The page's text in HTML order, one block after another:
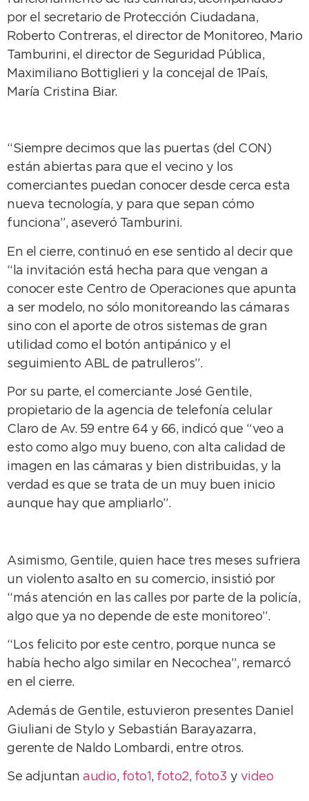
por el secretario de Protección Ciudadana,
Roberto Contreras, el director de Monitoreo, Mario
Tamburini, el director de Seguridad Pública,
Maximiliano Bottiglieri y la concejal de 1País,
María Cristina Biar.
“Siempre decimos que las puertas (del CON)
están abiertas para que el vecino y los
comerciantes puedan conocer desde cerca esta
nueva tecnología, y para que sepan cómo
funciona”, aseveró Tamburini.
En el cierre, continuó en ese sentido al decir que
“la invitación está hecha para que vengan a
conocer este Centro de Operaciones que apunta
a ser modelo, no sólo monitoreando las cámaras
sino con el aporte de otros sistemas de gran
utilidad como el botón antipánico y el
seguimiento ABL de patrulleros”.
Por su parte, el comerciante José Gentile,
propietario de la agencia de telefonía celular
Claro de Av. 59 entre 64 y 66, indicó que “veo a
esto como algo muy bueno, con alta calidad de
imagen en las cámaras y bien distribuidas, y la
verdad es que se trata de un muy buen inicio
aunque hay que ampliarlo”.
Asimismo, Gentile, quien hace tres meses sufriera
un violento asalto en su comercio, insistió por
“más atención en las calles por parte de la policía,
algo que ya no depende de este monitoreo”.
“Los felicito por este centro, porque nunca se
había hecho algo similar en Necochea”, remarcó
en el cierre.
Además de Gentile, estuvieron presentes Daniel
Giuliani de Stylo y Sebastián Barayazarra,
gerente de Naldo Lombardi, entre otros.
Se adjuntan audio, foto1 , foto2, foto3 y video